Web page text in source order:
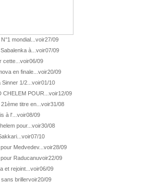
en 1/4
finale pour Géa
et Pegula en 1/4
Humbert et Atmane
domine Tsitsipas
débute bien
Musetti en 1/8èmes
mondial... voir27/09
à... voir07/09
voir06/09
en finale... voir20/09
1/2... voir01/10
POUR... voir12/09
titre en... voir31/08
à l'... voir08/09
pour... voir30/08
voir07/10
Medvedev... voir28/09
Raducanuvoir22/09
et rejoint... voir06/09
brillervoir20/09